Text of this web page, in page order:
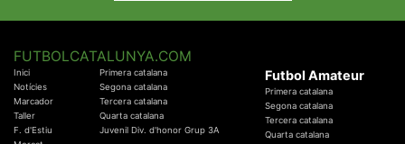
FUTBOLCATALUNYA.COM
Inici
Notícies
Marcador
Taller
F. d'Estiu
Primera catalana
Segona catalana
Tercera catalana
Quarta catalana
Juvenil Div. d'honor Grup 3A
Futbol Amateur
Primera catalana
Segona catalana
Tercera catalana
Quarta catalana